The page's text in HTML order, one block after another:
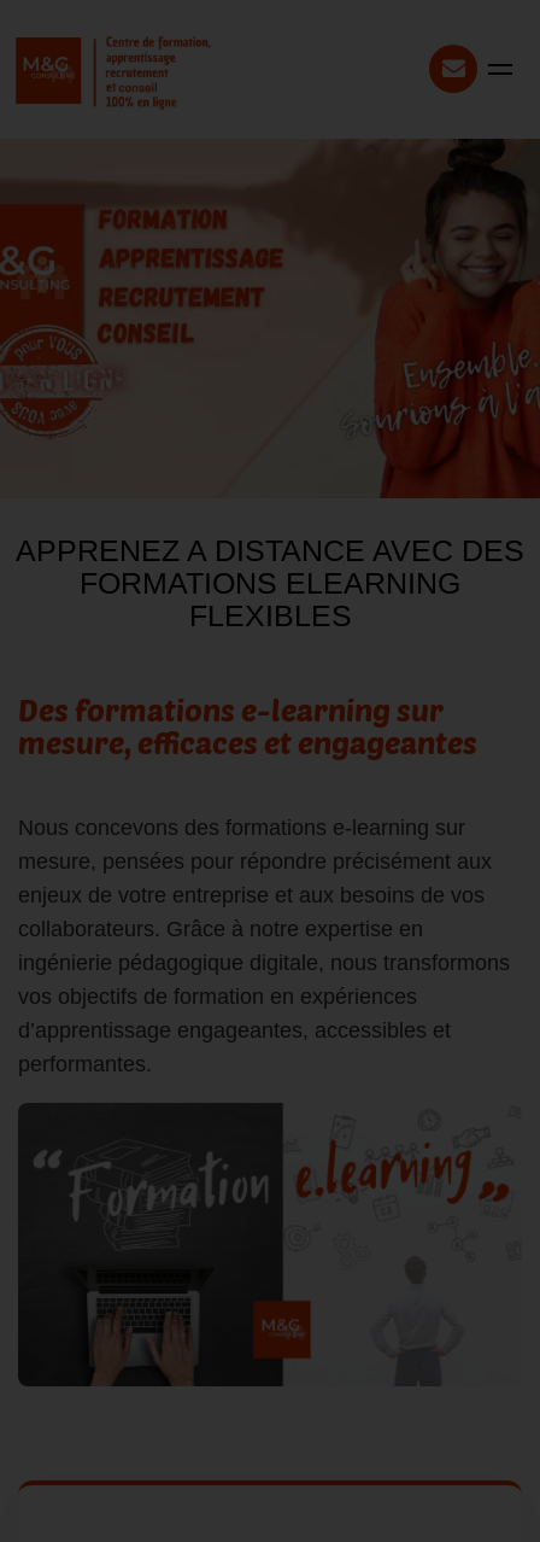
APPRENEZ A DISTANCE AVEC DES
FORMATIONS ELEARNING
FLEXIBLES
Des formations e-learning sur
mesure, efficaces et engageantes
Nous concevons des formations e-learning sur
mesure, pensées pour répondre précisément aux
enjeux de votre entreprise et aux besoins de vos
collaborateurs. Grâce à notre expertise en
ingénierie pédagogique digitale, nous transformons
vos objectifs de formation en expériences
d’apprentissage engageantes, accessibles et
performantes.